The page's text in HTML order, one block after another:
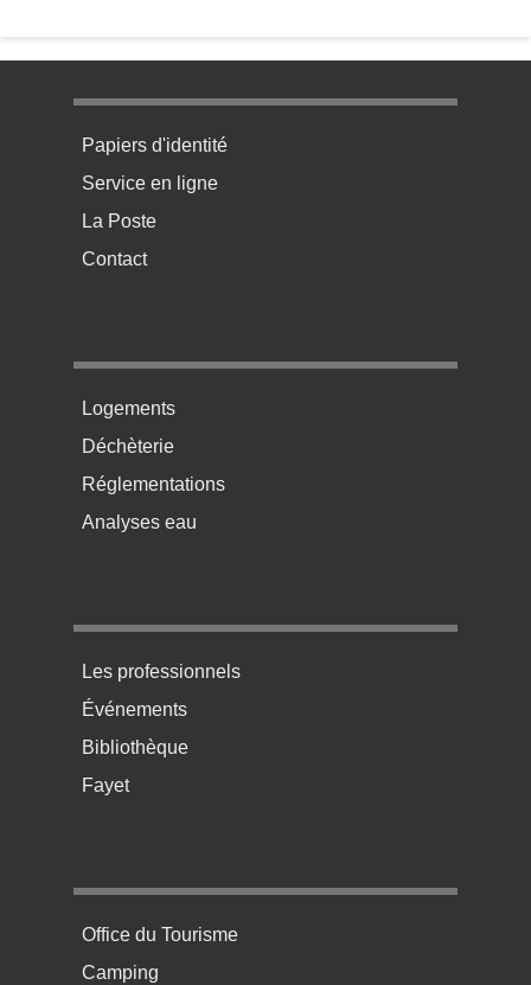
Menu pratique bas de page 1
Papiers d'identité
Service en ligne
La Poste
Contact
Menu pratique bas de page 2
Logements
Déchèterie
Réglementations
Analyses eau
Menu pratique bas de page 3
Les professionnels
Événements
Bibliothèque
Fayet
Menu pratique bas de page 4
Office du Tourisme
Camping